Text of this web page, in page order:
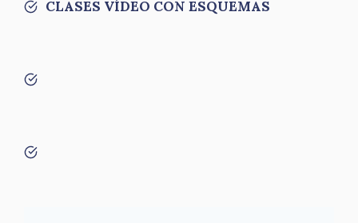
CLASES VÍDEO CON ESQUEMAS